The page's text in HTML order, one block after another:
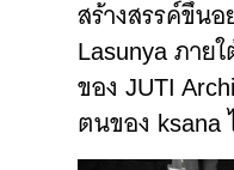
สร้างสรรค์ขึ้น
Lasunya ภาย
ของ JUTI
ตนของ ksana